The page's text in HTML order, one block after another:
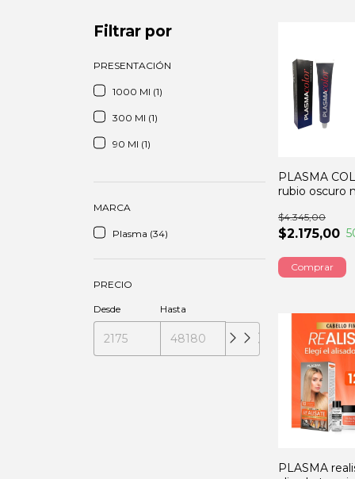
Filtrar por
PRESENTACIÓN
1000 Ml (1)
300 Ml (1)
90 Ml (1)
MARCA
Plasma (34)
PRECIO
Desde Hasta
PLASMA
rubio oscuro
$2.175,00
$4.345,00
PLASMA